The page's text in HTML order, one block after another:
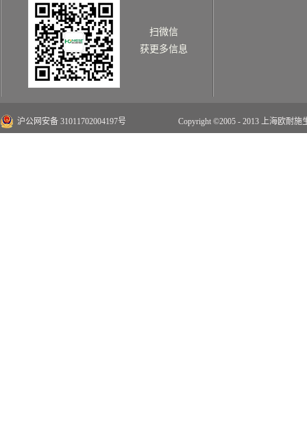
扫微信
获更多信息
沪公网安备 31011702004197号 Copyright ©2005 - 2013 上海欧耐施